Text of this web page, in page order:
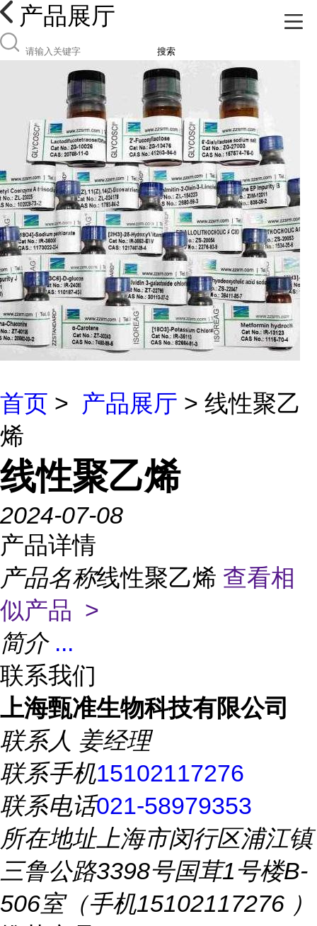
产品展厅
搜索
首页 > 产品展厅 > 线性聚乙
烯
线性聚乙烯
2024-07-08
产品详情
产品名称线性聚乙烯 查看相
似产品 >
简介 ...
联系我们
上海甄准生物科技有限公司
联系人 姜经理
联系手机15102117276
联系电话021-58979353
所在地址上海市闵行区浦江镇
三鲁公路3398号国茸1号楼B-
506室（手机15102117276 ）